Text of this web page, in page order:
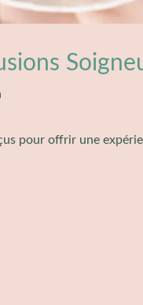
pour offrir une